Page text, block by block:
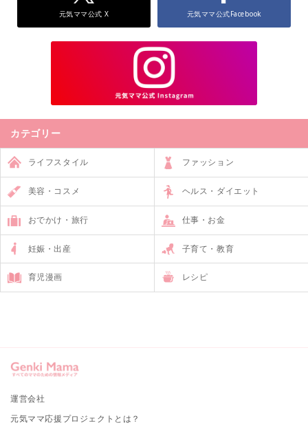
元気ママ公式 X 元気ママ公式Facebook
カテゴリー
ライフスタイル ファッション
美容・コスメ ヘルス・ダイエット
おでかけ・旅行 仕事・お金
妊娠・出産 子育て・教育
育児漫画 レシピ
運営会社
元気ママ応援プロジェクトとは？